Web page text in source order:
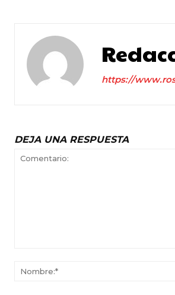
https://
DEJA UNA RESPUESTA